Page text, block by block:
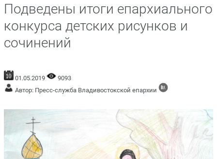
Подведены итоги епархиального
конкурса детских рисунков и
сочинений
01.05.2019
9093
Автор: Пресс-служба Владивостокской епархии